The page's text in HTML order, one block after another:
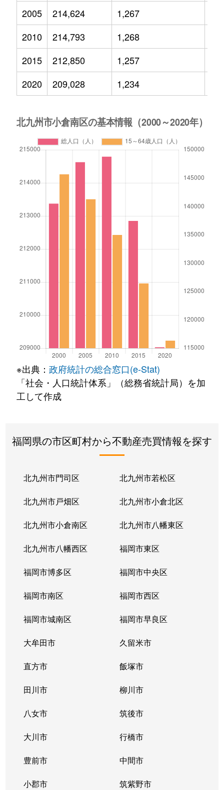
2005
214,624 1,267
2010
214,793 1,268
2015
212,850 1,257
2020
209,028 1,234
※出典： 政府統計の総合窓口(e-Stat)
「社会・人口統計体系」（総務省統計局）を加
工して作成
福岡県の市区町村から不動産売買情報を探す
北九州市門司区 北九州市若松区
北九州市戸畑区 北九州市小倉北区
北九州市小倉南区 北九州市八幡東区
北九州市八幡西区 福岡市東区
福岡市博多区 福岡市中央区
福岡市南区 福岡市西区
福岡市城南区 福岡市早良区
大牟田市 久留米市
直方市 飯塚市
田川市 柳川市
八女市 筑後市
大川市 行橋市
豊前市 中間市
小郡市 筑紫野市